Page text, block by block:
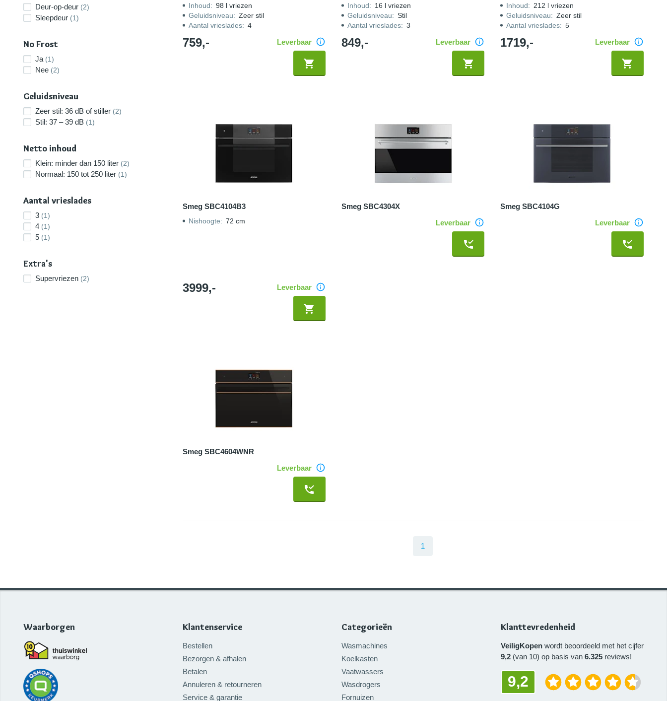
Inhoud: 98 l vriezen
Geluidsniveau: Zeer stil
Aantal vrieslades: 4
759,- Leverbaar
Inhoud: 16 l vriezen
Geluidsniveau: Stil
Aantal vrieslades: 3
849,- Leverbaar
Inhoud: 212 l vriezen
Geluidsniveau: Zeer stil
Aantal vrieslades: 5
1719,- Leverbaar
Smeg SBC4104B3
Nishoogte: 72 cm
3999,- Leverbaar
Smeg SBC4304X
Leverbaar
Smeg SBC4104G
Leverbaar
Smeg SBC4604WNR
Leverbaar
1
Deur-op-deur (2)
Sleepdeur (1)
No Frost
Ja (1)
Nee (2)
Geluidsniveau
Zeer stil: 36 dB of stiller (2)
Stil: 37 – 39 dB (1)
Netto inhoud
Klein: minder dan 150 liter (2)
Normaal: 150 tot 250 liter (1)
Aantal vrieslades
3 (1)
4 (1)
5 (1)
Extra's
Supervriezen (2)
Waarborgen Klantenservice
Bestellen
Bezorgen & afhalen
Betalen
Annuleren & retourneren
Service & garantie
Categorieën
Wasmachines
Koelkasten
Vaatwassers
Wasdrogers
Fornuizen
Klanttevredenheid
VeiligKopenwordt beoordeeld met het cijfer
9,2(van 10) op basis van 6.325reviews!
9,2